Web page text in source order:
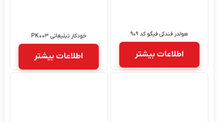
هولدر فندکی فیگو کد ۹۰۹
اطلاعات بیشتر
خودکار تبلیغاتی PK۰۰۳
اطلاعات بیشتر